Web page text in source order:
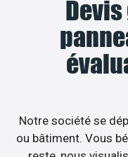
Notre société se
ou bâtiment. Vous